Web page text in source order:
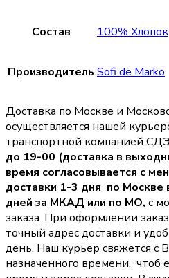
Состав 100% Хлопок
Производитель Sofi de Marko
Доставка по Москве и
осуществляется нашей
транспортной компанией
до 19-00 (доставка в
время согласовывается с
доставки 1-3 дня по
дней за МКАД или по МО, с
заказа. При оформлении
точный адрес доставки и
день. Наш курьер свяжется с
назначенного времени, чтоб